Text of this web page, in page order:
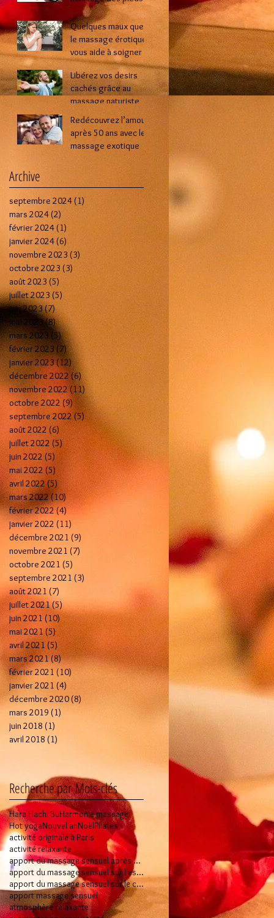
lors d’une séance de
massage intime ?
Quelques maux que
le massage érotique
vous aide à soigner
Libérez vos desirs
cachés grâce au
massage naturiste
Redécouvrez l’amour
après 50 ans avec le
massage exotique
Archive
septembre 2024 (1)
mars 2024 (2)
février 2024 (1)
janvier 2024(6)
novembre 2023 (3)
octobre 2023 (3) 3 posts
août 2023 (5) 5 posts
juillet 2023 (5)
juin 2023(7)7 posts
mai 2023(8)8 posts
mars 2023 (5)5 posts
février 2023 (7)7 posts
janvier 2023(12)12 posts
décembre 2022(6)6 posts
novembre 2022(11)11 posts
octobre 2022 (9) 9 posts
septembre 2022 (5) 5 posts
août 2022 (6)6 posts
juillet 2022(5)5 posts
juin 2022 (5) 5 posts
mai 2022 (5)5 posts
avril 2022 (5)5 posts
mars 2022(10) 10 posts
février 2022(4)4 posts
janvier 2022 (11)
décembre 2021 (9)
novembre 2021 (7)
octobre 2021 (5)
septembre 2021 (3)
août 2021 (7)
juillet 2021(5)5 posts
juin 2021(10)10 posts
mai 2021 (5) 5 posts
avril 2021 (5) 5 posts
mars 2021(8)8 posts
février 2021 (10) 10 posts
janvier 2021 (4)
décembre 2020(8)
mars 2019 (1)
juin 2018 (1)
avril 2018 (1)
Recherche par Mots-clés
Hara Hachi BuHarmonie massage
Hot yogaNouvel anNoëlPilates
activité originale à Paris
activité relaxante
apport du massage sensuel après 50 ans
apport du massage sensuel sur l'esprit
apport du massage sensuel sur le corps
apport massage sensuel
atmosphère relaxante